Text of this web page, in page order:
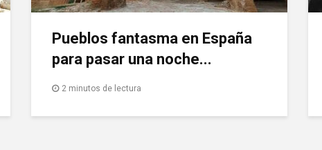
Pueblos fantasma en España
para pasar una noche...
2 minutos de lectura